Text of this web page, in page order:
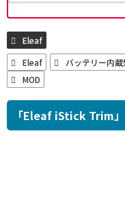
Eleaf
Eleaf
バッテリー内蔵
MOD
「Eleaf iStick Trim